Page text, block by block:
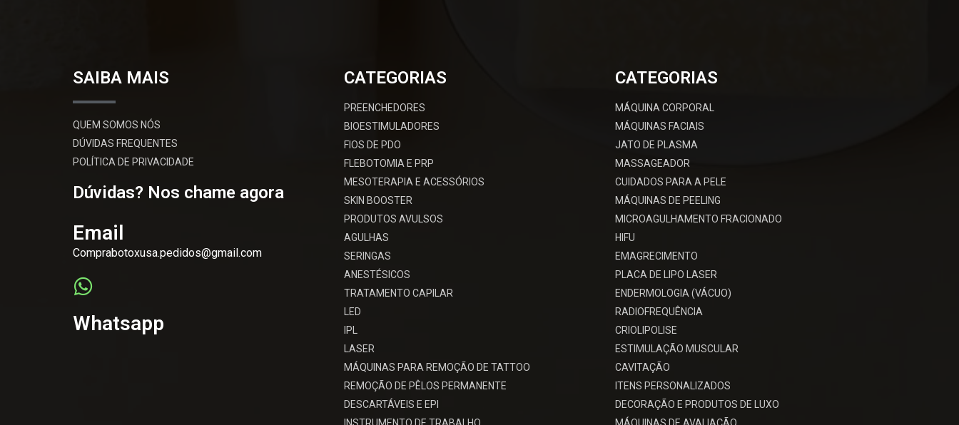
SAIBA MAIS
QUEM SOMOS NÓS
DÚVIDAS FREQUENTES
POLÍTICA DE PRIVACIDADE
Dúvidas? Nos chame agora
Email
Comprabotoxusa.pedidos@gmail.com
Whatsapp
CATEGORIAS
PREENCHEDORES
BIOESTIMULADORES
FIOS DE PDO
FLEBOTOMIA E PRP
MESOTERAPIA E ACESSÓRIOS
SKIN BOOSTER
PRODUTOS AVULSOS
AGULHAS
SERINGAS
ANESTÉSICOS
TRATAMENTO CAPILAR
LED
IPL
LASER
MÁQUINAS PARA REMOÇÃO DE TATTOO
REMOÇÃO DE PÊLOS PERMANENTE
DESCARTÁVEIS E EPI
CATEGORIAS
MÁQUINA CORPORAL
MÁQUINAS FACIAIS
JATO DE PLASMA
MASSAGEADOR
CUIDADOS PARA A PELE
MÁQUINAS DE PEELING
MICROAGULHAMENTO FRACIONADO
HIFU
EMAGRECIMENTO
PLACA DE LIPO LASER
ENDERMOLOGIA (VÁCUO)
RADIOFREQUÊNCIA
CRIOLIPOLISE
ESTIMULAÇÃO MUSCULAR
CAVITAÇÃO
ITENS PERSONALIZADOS
DECORAÇÃO E PRODUTOS DE LUXO